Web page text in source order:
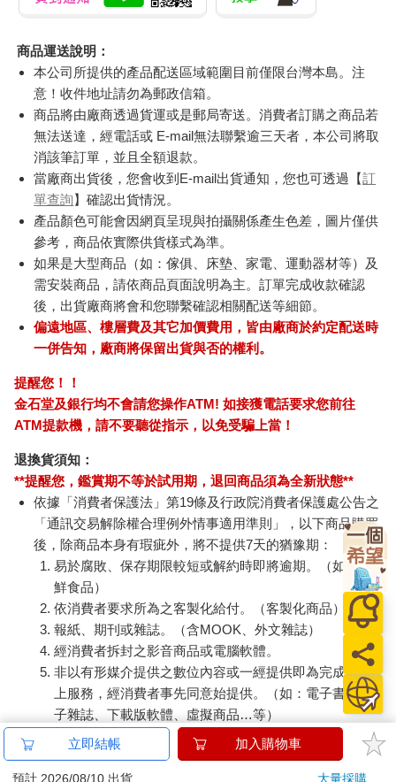
商品運送說明：
本公司所提供的產品配送區域範圍目前僅限台灣本島。注
意！收件地址請勿為郵政信箱。
商品將由廠商透過貨運或是郵局寄送。消費者訂購之商品若
無法送達，經電話或 E-mail無法聯繫逾三天者，本公司將取
消該筆訂單，並且全額退款。
當廠商出貨後，您會收到E-mail出貨通知，您也可透過【訂
單查詢】確認出貨情況。
產品顏色可能會因網頁呈現與拍攝關係產生色差，圖片僅供
參考，商品依實際供貨樣式為準。
如果是大型商品（如：傢俱、床墊、家電、運動器材等）及
需安裝商品，請依商品頁面說明為主。訂單完成收款確認
後，出貨廠商將會和您聯繫確認相關配送等細節。
偏遠地區、樓層費及其它加價費用，皆由廠商於約定配送時
一併告知，廠商將保留出貨與否的權利。
提醒您！！
金石堂及銀行均不會請您操作ATM! 如接獲電話要求您前往
ATM提款機，請不要聽從指示，以免受騙上當！
退換貨須知：
**提醒您，鑑賞期不等於試用期，退回商品須為全新狀態**
依據「消費者保護法」第19條及行政院消費者保護處公告之
「通訊交易解除權合理例外情事適用準則」，以下商品購買
後，除商品本身有瑕疵外，將不提供7天的猶豫期：
易於腐敗、保存期限較短或解約時即將逾期。（如：生
鮮食品）
依消費者要求所為之客製化給付。（客製化商品）
報紙、期刊或雜誌。（含MOOK、外文雜誌）
經消費者拆封之影音商品或電腦軟體。
非以有形媒介提供之數位內容或一經提供即為完成之線
上服務，經消費者事先同意始提供。（如：電子書、電
子雜誌、下載版軟體、虛擬商品…等）
已拆封之個人衛生用品。（如：內衣褲、刮鬍刀、除毛
刀…等）
若非上列種類商品，均享有到貨7天的猶豫期（含例假
立即結帳 加入購物車
預計 2026/08/10 出貨 大量採購